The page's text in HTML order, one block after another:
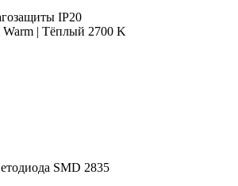
IP20
Warm | Тёплый 2700 K
SMD 2835